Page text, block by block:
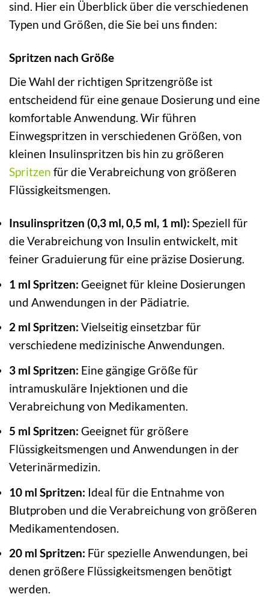
sind. Hier ein Überblick über die verschiedenen
Typen und Größen, die Sie bei uns finden:
Spritzen nach Größe
Die Wahl der richtigen Spritzengröße ist
entscheidend für eine genaue Dosierung und eine
komfortable Anwendung. Wir führen
Einwegspritzen in verschiedenen Größen, von
kleinen Insulinspritzen bis hin zu größeren
Spritzen für die Verabreichung von größeren
Flüssigkeitsmengen.
Insulinspritzen (0,3 ml, 0,5 ml, 1 ml): Speziell für
die Verabreichung von Insulin entwickelt, mit
feiner Graduierung für eine präzise Dosierung.
1 ml Spritzen: Geeignet für kleine Dosierungen
und Anwendungen in der Pädiatrie.
2 ml Spritzen: Vielseitig einsetzbar für
verschiedene medizinische Anwendungen.
3 ml Spritzen: Eine gängige Größe für
intramuskuläre Injektionen und die
Verabreichung von Medikamenten.
5 ml Spritzen: Geeignet für größere
Flüssigkeitsmengen und Anwendungen in der
Veterinärmedizin.
10 ml Spritzen: Ideal für die Entnahme von
Blutproben und die Verabreichung von größeren
Medikamentendosen.
20 ml Spritzen: Für spezielle Anwendungen, bei
denen größere Flüssigkeitsmengen benötigt
werden.